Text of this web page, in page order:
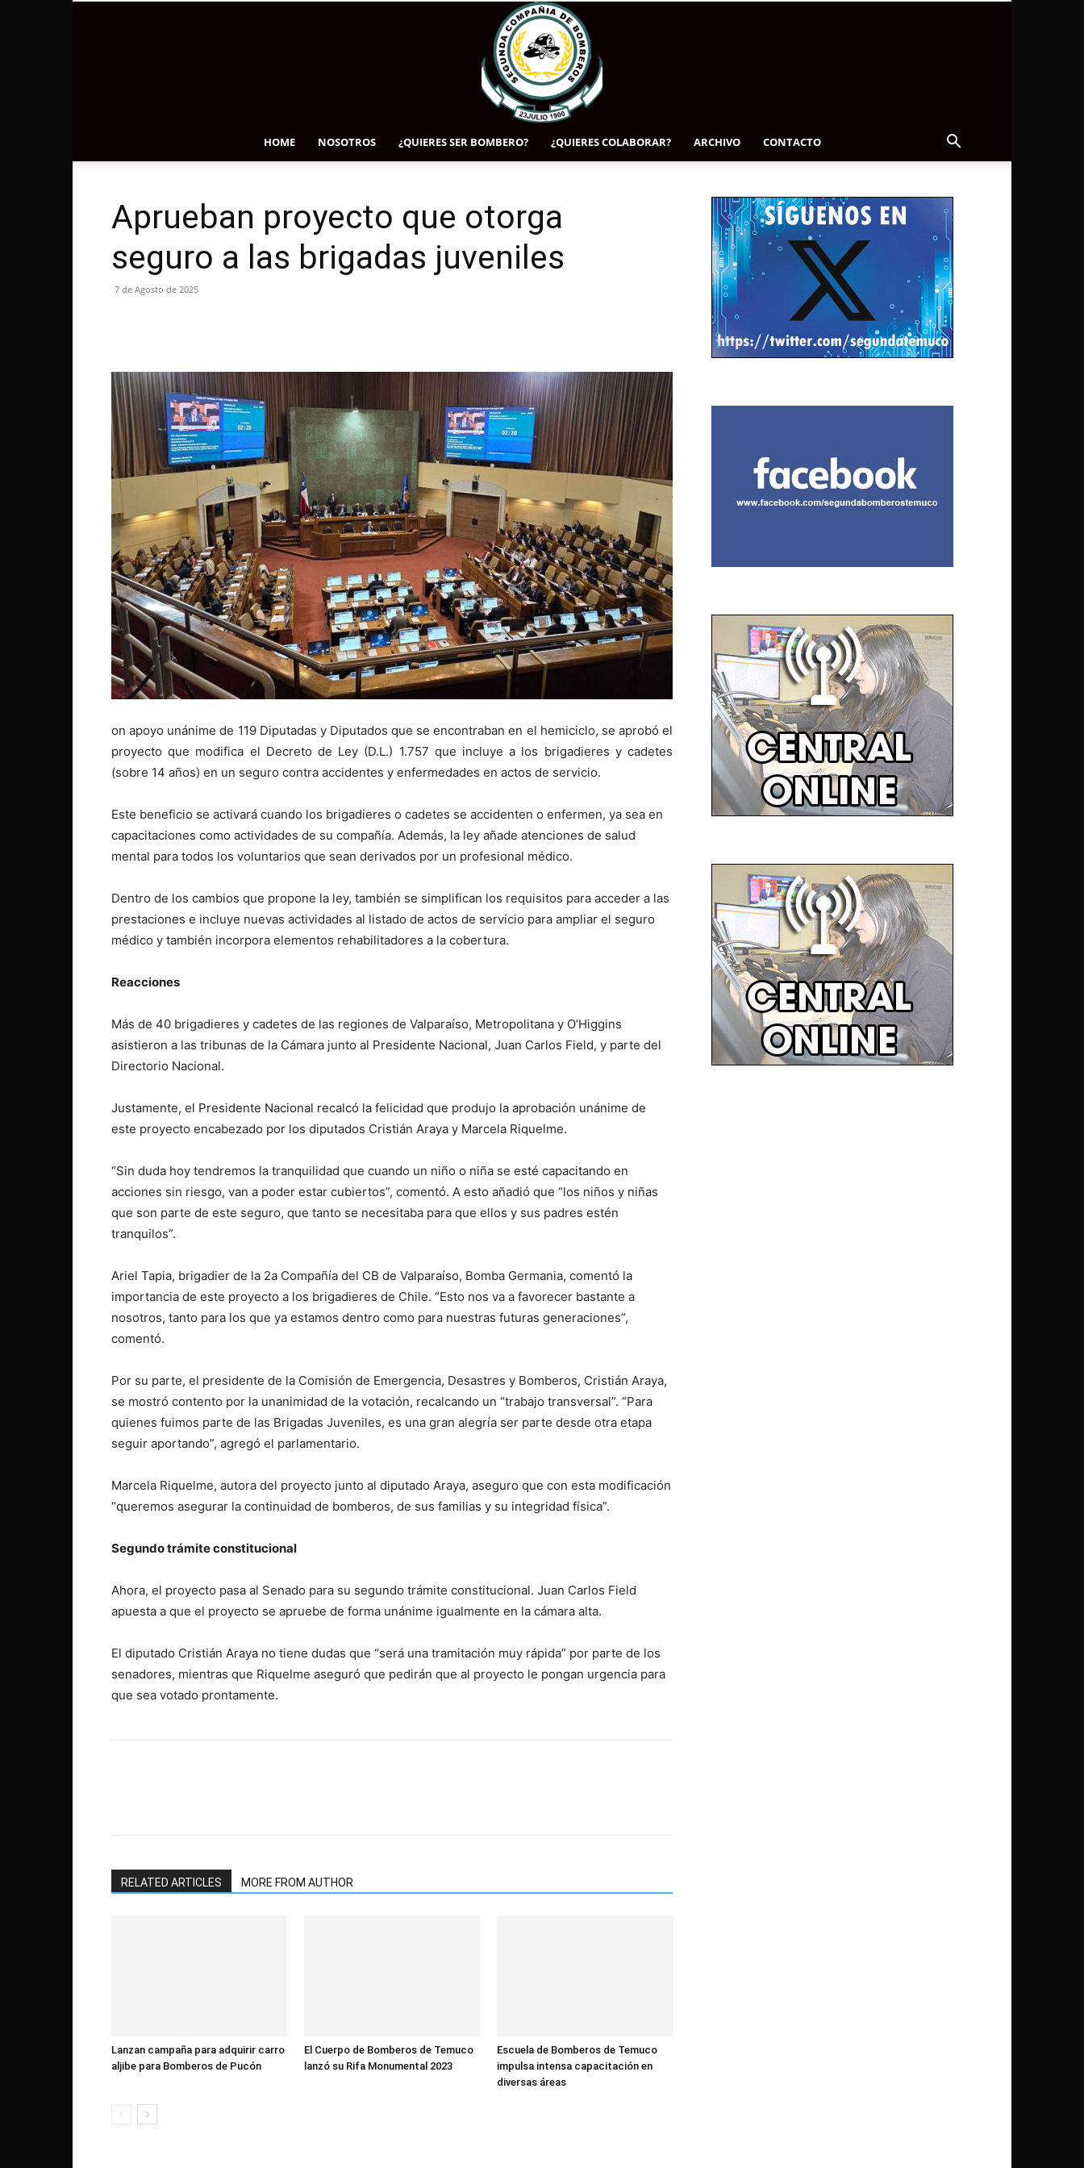
HOME NOSOTROS ¿QUIERES SER BOMBERO? ¿QUIERES COLABORAR? ARCHIVO CONTACTO
Aprueban proyecto que otorga
seguro a las brigadas juveniles
7 de Agosto de 2025
on apoyo unánime de 119 Diputadas y Diputados que se encontraban en el hemiciclo, se aprobó el
proyecto que modifica el Decreto de Ley (D.L.) 1.757 que incluye a los brigadieres y cadetes
(sobre 14 años) en un seguro contra accidentes y enfermedades en actos de servicio.
Este beneficio se activará cuando los brigadieres o cadetes se accidenten o enfermen, ya sea en
capacitaciones como actividades de su compañía. Además, la ley añade atenciones de salud
mental para todos los voluntarios que sean derivados por un profesional médico.
Dentro de los cambios que propone la ley, también se simplifican los requisitos para acceder a las
prestaciones e incluye nuevas actividades al listado de actos de servicio para ampliar el seguro
médico y también incorpora elementos rehabilitadores a la cobertura.
Reacciones
Más de 40 brigadieres y cadetes de las regiones de Valparaíso, Metropolitana y O’Higgins
asistieron a las tribunas de la Cámara junto al Presidente Nacional, Juan Carlos Field, y parte del
Directorio Nacional.
Justamente, el Presidente Nacional recalcó la felicidad que produjo la aprobación unánime de
este proyecto encabezado por los diputados Cristián Araya y Marcela Riquelme.
“Sin duda hoy tendremos la tranquilidad que cuando un niño o niña se esté capacitando en
acciones sin riesgo, van a poder estar cubiertos”, comentó. A esto añadió que “los niños y niñas
que son parte de este seguro, que tanto se necesitaba para que ellos y sus padres estén
tranquilos”.
Ariel Tapia, brigadier de la 2a Compañía del CB de Valparaíso, Bomba Germania, comentó la
importancia de este proyecto a los brigadieres de Chile. “Esto nos va a favorecer bastante a
nosotros, tanto para los que ya estamos dentro como para nuestras futuras generaciones”,
comentó.
Por su parte, el presidente de la Comisión de Emergencia, Desastres y Bomberos, Cristián Araya,
se mostró contento por la unanimidad de la votación, recalcando un “trabajo transversal”. “Para
quienes fuimos parte de las Brigadas Juveniles, es una gran alegría ser parte desde otra etapa
seguir aportando”, agregó el parlamentario.
Marcela Riquelme, autora del proyecto junto al diputado Araya, aseguro que con esta modificación
“queremos asegurar la continuidad de bomberos, de sus familias y su integridad física”.
Segundo trámite constitucional
Ahora, el proyecto pasa al Senado para su segundo trámite constitucional. Juan Carlos Field
apuesta a que el proyecto se apruebe de forma unánime igualmente en la cámara alta.
El diputado Cristián Araya no tiene dudas que “será una tramitación muy rápida” por parte de los
senadores, mientras que Riquelme aseguró que pedirán que al proyecto le pongan urgencia para
que sea votado prontamente.
RELATED ARTICLES MORE FROM AUTHOR
Lanzan campaña para adquirir carro
aljibe para Bomberos de Pucón
El Cuerpo de Bomberos de Temuco
lanzó su Rifa Monumental 2023
Escuela de Bomberos de Temuco
impulsa intensa capacitación en
diversas áreas